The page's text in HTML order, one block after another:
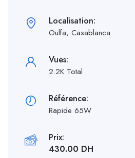
Localisation:
Oulfa, Casablanca
Vues:
2.2K Total
Référence:
Rapide 65W
Prix:
430.00 DH